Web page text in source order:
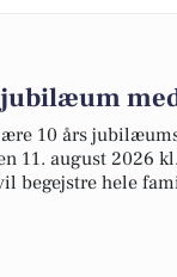
jubilæum
10 års
11. august 2026
begejstre hele